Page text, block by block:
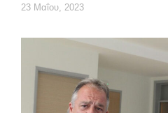
23 Μαΐου, 2023